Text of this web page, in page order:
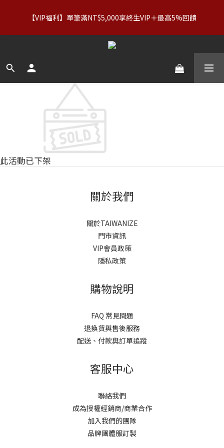
折｜內著：買二送二
【VIP福利】單筆滿NT$5,000享終生VIP＋最高5%回饋
【服飾優惠】設計系列正價商品＆Basics系列：2件89折／3件79
此活動已下架
關於我們
關於TAIWANIZE
門市資訊
VIP會員政策
隱私政策
購物說明
FAQ 常見問題
退換貨與售後服務
配送、付款與訂單追蹤
客服中心
聯絡我們
成為授權經銷商/商業合作
加入我們的團隊
品牌團體服訂製